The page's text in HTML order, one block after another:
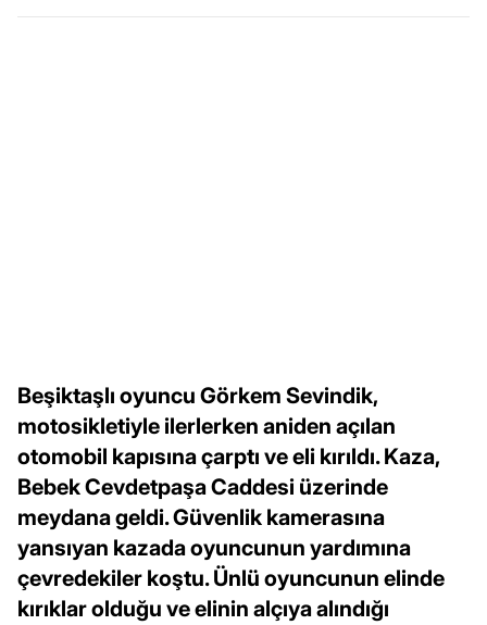
Beşiktaşlı oyuncu Görkem Sevindik,
motosikletiyle ilerlerken aniden açılan
otomobil kapısına çarptı ve eli kırıldı. Kaza,
Bebek Cevdetpaşa Caddesi üzerinde
meydana geldi. Güvenlik kamerasına
yansıyan kazada oyuncunun yardımına
çevredekiler koştu. Ünlü oyuncunun elinde
kırıklar olduğu ve elinin alçıya alındığı